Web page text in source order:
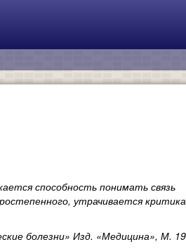
способность понимать связь
утрачивается
болезни» Изд. «Медицина», М.